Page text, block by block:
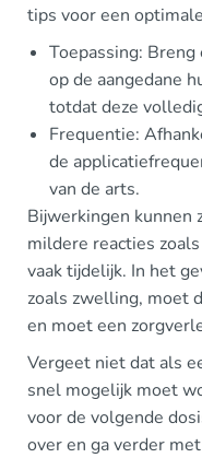
tips voor een
Toepassing: Breng
op de aangedane
totdat deze
Frequentie:
de
van de arts.
Bijwerkingen kunnen
mildere reacties
vaak tijdelijk. In het
zoals zwelling, moet
en moet een
Vergeet niet dat als
snel mogelijk moet
voor de volgende
over en ga verder